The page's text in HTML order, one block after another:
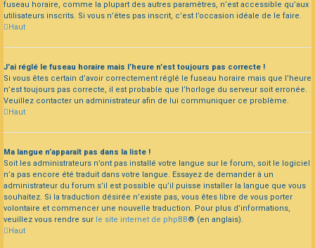
fuseau horaire, comme la plupart des autres paramètres, n’est accessible qu’aux
utilisateurs inscrits. Si vous n’êtes pas inscrit, c’est l’occasion idéale de le faire.
Haut
J’ai réglé le fuseau horaire mais l’heure n’est toujours pas correcte !
Si vous êtes certain d’avoir correctement réglé le fuseau horaire mais que l’heure
n’est toujours pas correcte, il est probable que l’horloge du serveur soit erronée.
Veuillez contacter un administrateur afin de lui communiquer ce problème.
Haut
Ma langue n’apparaît pas dans la liste !
Soit les administrateurs n’ont pas installé votre langue sur le forum, soit le logiciel
n’a pas encore été traduit dans votre langue. Essayez de demander à un
administrateur du forum s’il est possible qu’il puisse installer la langue que vous
souhaitez. Si la traduction désirée n’existe pas, vous êtes libre de vous porter
volontaire et commencer une nouvelle traduction. Pour plus d’informations,
veuillez vous rendre sur le site internet de phpBB® (en anglais).
Haut